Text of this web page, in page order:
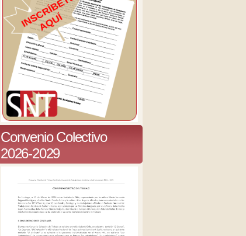
Convenio Colectivo
2026-2029